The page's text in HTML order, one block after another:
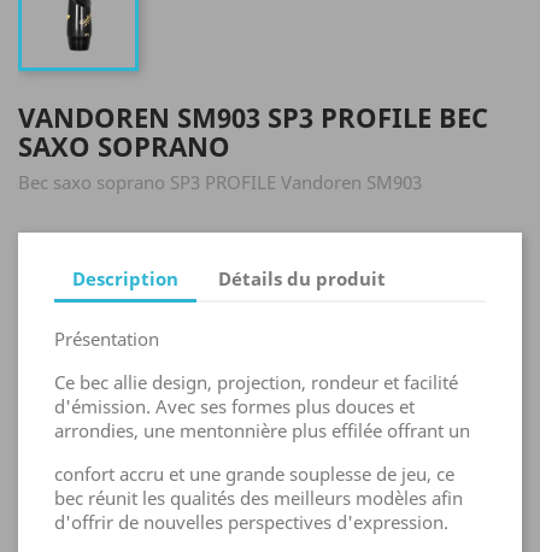
VANDOREN SM903 SP3 PROFILE BEC
SAXO SOPRANO
Bec saxo soprano SP3 PROFILE Vandoren SM903
Description Détails du produit
Présentation
Ce bec allie design, projection, rondeur et facilité
d'émission. Avec ses formes plus douces et
arrondies, une mentonnière plus effilée offrant un
confort accru et une grande souplesse de jeu, ce
bec réunit les qualités des meilleurs modèles afin
d'offrir de nouvelles perspectives d'expression.